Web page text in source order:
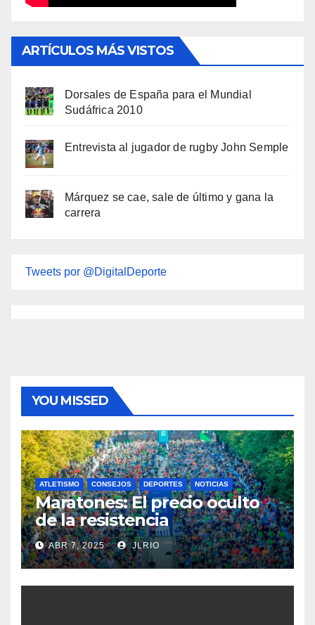
ARTÍCULOS MÁS VISTOS
Dorsales de España para el Mundial
Sudáfrica 2010
Entrevista al jugador de rugby John Semple
Márquez se cae, sale de último y gana la
carrera
Tweets por @DigitalDeporte
YOU MISSED
ATLETISMO CONSEJOS DEPORTES NOTICIAS
Maratones: El precio oculto
de la resistencia
ABR 7, 2025 JLRIO